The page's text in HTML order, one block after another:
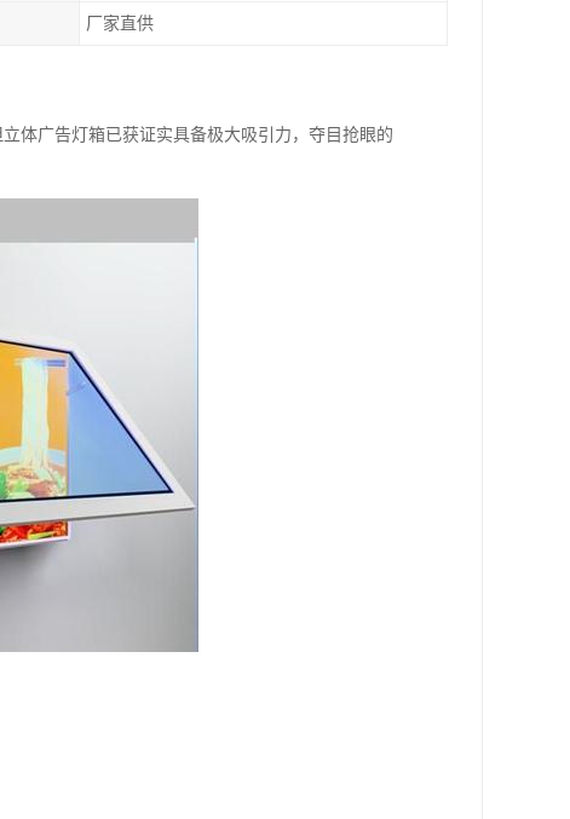
厂家直供
体广告灯箱已获证实具备极大吸引力，夺目抢眼的